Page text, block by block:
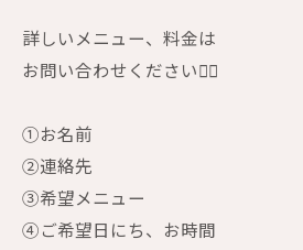
詳しいメニュー、料金は
お問い合わせください🙇‍♀️
①お名前
②連絡先
③希望メニュー
④ご希望日にち、お時間